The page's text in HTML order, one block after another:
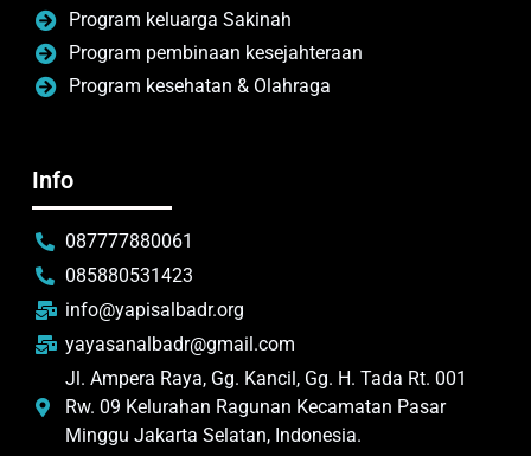
Program keluarga Sakinah
Program pembinaan kesejahteraan
Program kesehatan & Olahraga
Info
087777880061
085880531423
info@yapisalbadr.org
yayasanalbadr@gmail.com
Jl. Ampera Raya, Gg. Kancil, Gg. H. Tada Rt. 001
Rw. 09 Kelurahan Ragunan Kecamatan Pasar
Minggu Jakarta Selatan, Indonesia.